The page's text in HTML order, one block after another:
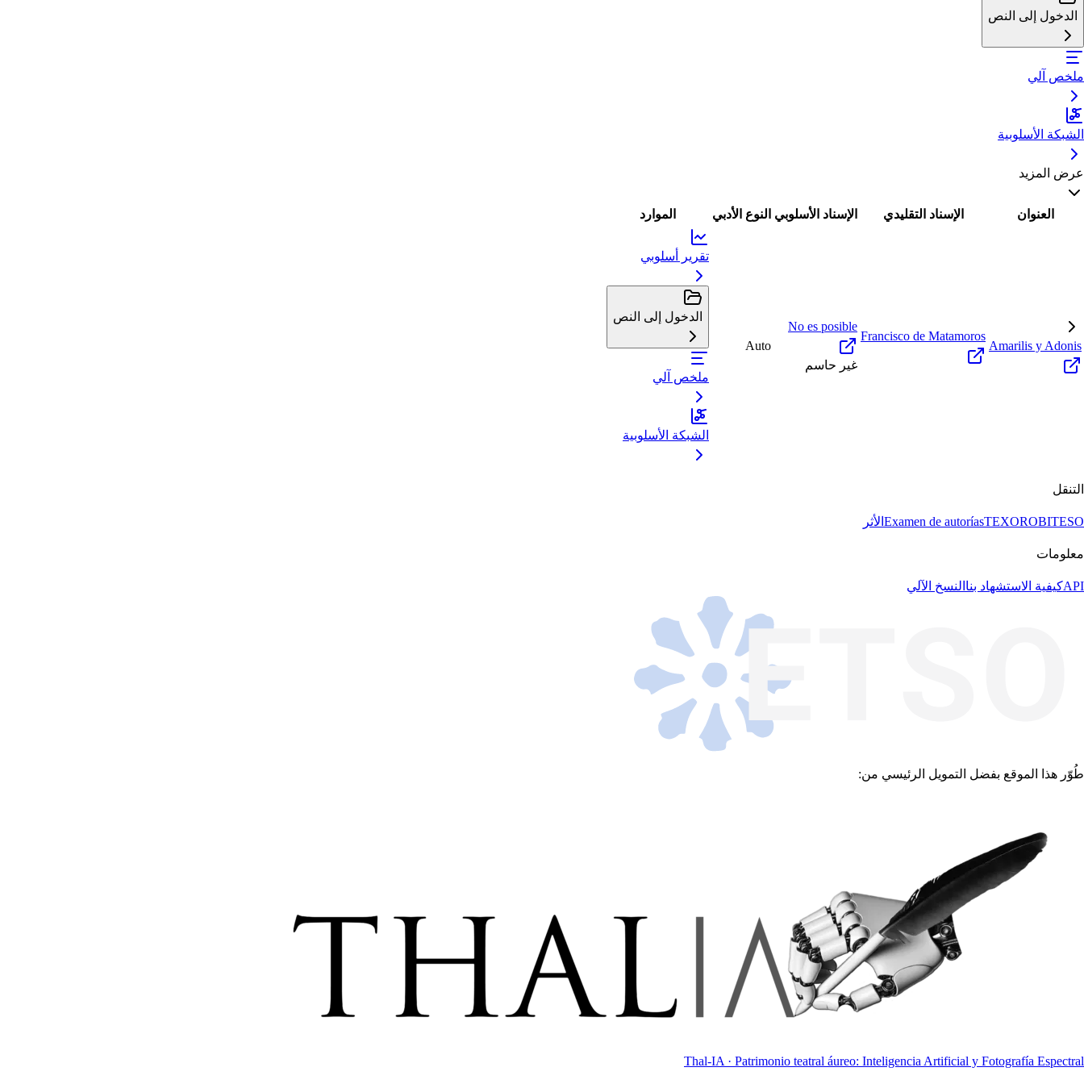
الدخول إلى النص
ملخص آلي
الشبكة الأسلوبية
عرض المزيد
العنوان الإسناد التقليدي الإسناد الأسلوبي النوع الأدبي الموارد
Amarilis y Adonis
Francisco de Matamoros
No es posible
غير حاسم
Auto
تقرير أسلوبي
الدخول إلى النص
ملخص آلي
الشبكة الأسلوبية
التنقل
Examen de autoríasTEXOROBITESO الأثر
معلومات
APIكيفية الاستشهاد بنا النسخ الآلي
طُوّر هذا الموقع بفضل التمويل الرئيسي من:
Thal-IA · Patrimonio teatral áureo: Inteligencia Artificial y Fotografía Espectral